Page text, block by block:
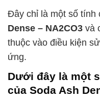
Đây chỉ là một số tính
Dense – NA2CO3 và
thuộc vào điều kiện
ứng.
Dưới đây là một
của Soda Ash